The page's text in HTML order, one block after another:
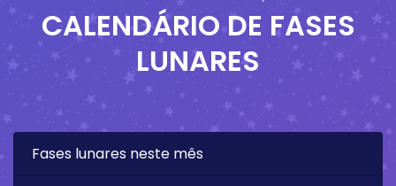
CALENDÁRIO DE FASES
LUNARES
Fases lunares neste mês